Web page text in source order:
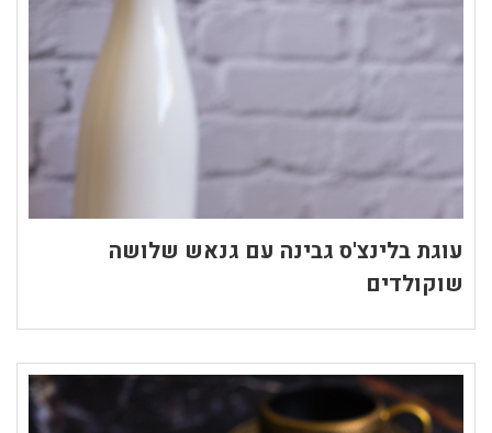
עוגת בלינצ'ס גבינה עם גנאש שלושה
שוקולדים